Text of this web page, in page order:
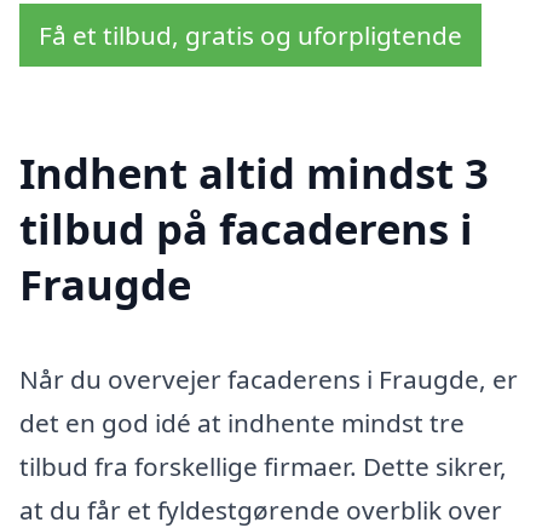
Få et tilbud, gratis og uforpligtende
Indhent altid mindst 3
tilbud på facaderens i
Fraugde
Når du overvejer facaderens i Fraugde, er
det en god idé at indhente mindst tre
tilbud fra forskellige firmaer. Dette sikrer,
at du får et fyldestgørende overblik over